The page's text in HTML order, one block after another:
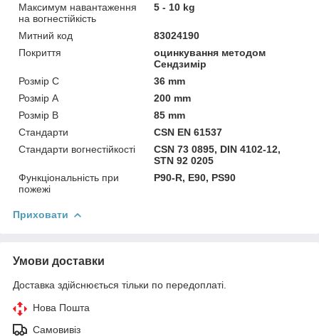
Максимум навантаження
на вогнестійкість
5 - 10 kg
Митний код
83024190
Покриття
оцинкування методом
Сендзимір
Розмір C
36 mm
Розмір А
200 mm
Розмір В
85 mm
Стандарти
CSN EN 61537
Стандарти вогнестійкості
CSN 73 0895, DIN 4102-12,
STN 92 0205
Функціональність при
пожежі
P90-R, E90, PS90
Приховати
Умови доставки
Доставка здійснюється тільки по передоплаті.
Нова Пошта
Самовивіз